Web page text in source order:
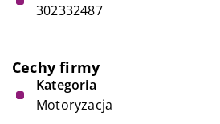
302332487
Cechy firmy
Kategoria
Motoryzacja